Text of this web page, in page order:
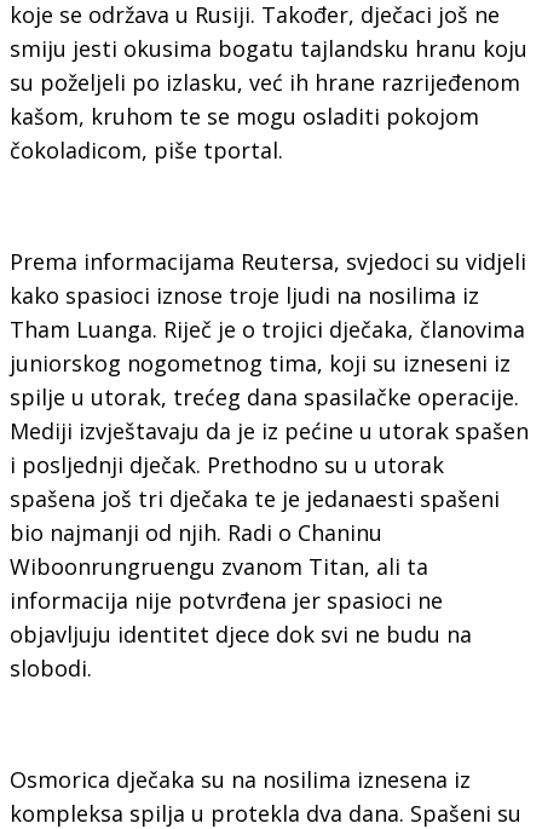
koje se održava u Rusiji. Također, dječaci još ne
smiju jesti okusima bogatu tajlandsku hranu koju
su poželjeli po izlasku, već ih hrane razrijeđenom
kašom, kruhom te se mogu osladiti pokojom
čokoladicom, piše tportal.
Prema informacijama Reutersa, svjedoci su vidjeli
kako spasioci iznose troje ljudi na nosilima iz
Tham Luanga. Riječ je o trojici dječaka, članovima
juniorskog nogometnog tima, koji su izneseni iz
spilje u utorak, trećeg dana spasilačke operacije.
Mediji izvještavaju da je iz pećine u utorak spašen
i posljednji dječak. Prethodno su u utorak
spašena još tri dječaka te je jedanaesti spašeni
bio najmanji od njih. Radi o Chaninu
Wiboonrungruengu zvanom Titan, ali ta
informacija nije potvrđena jer spasioci ne
objavljuju identitet djece dok svi ne budu na
slobodi.
Osmorica dječaka su na nosilima iznesena iz
kompleksa spilja u protekla dva dana. Spašeni su